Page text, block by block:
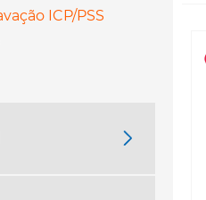
ICP/PSS
